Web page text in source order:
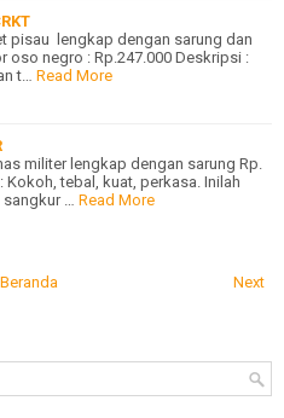
pisau lengkap dengan sarung dan
oso negro : Rp.247.000 Deskripsi :
t… Read More
militer lengkap dengan sarung Rp.
Kokoh, tebal, kuat, perkasa. Inilah
sangkur … Read More
Next
Beranda